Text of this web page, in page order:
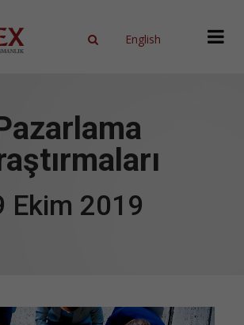
English
Ekim 2019